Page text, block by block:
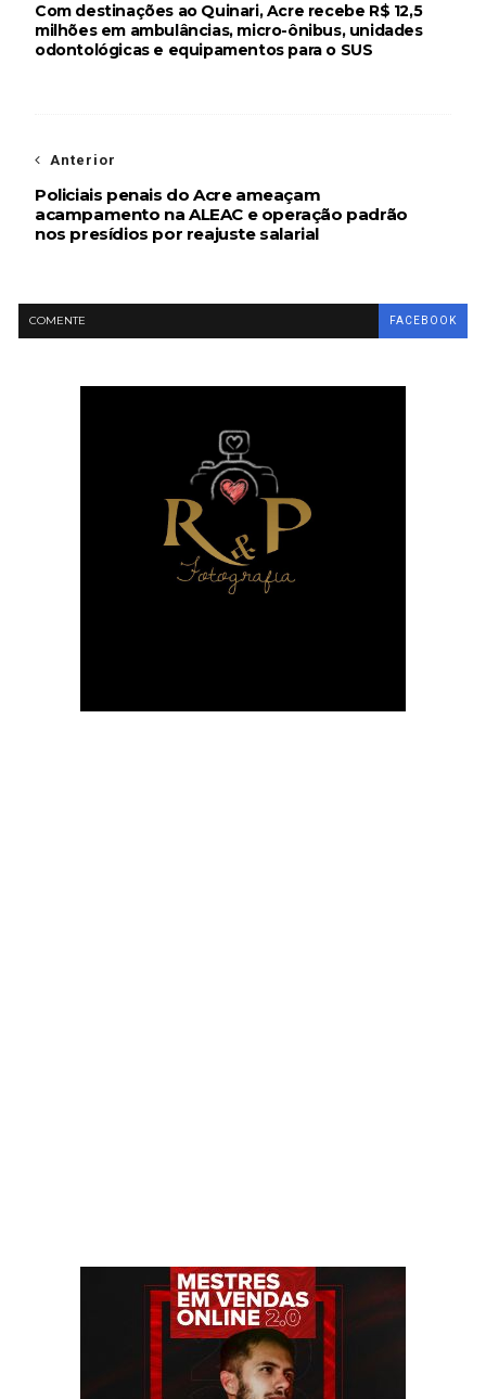
Com destinações ao Quinari, Acre recebe R$ 12,5
milhões em ambulâncias, micro-ônibus, unidades
odontológicas e equipamentos para o SUS
Anterior
Policiais penais do Acre ameaçam
acampamento na ALEAC e operação padrão
nos presídios por reajuste salarial
COMENTE FACEBOOK